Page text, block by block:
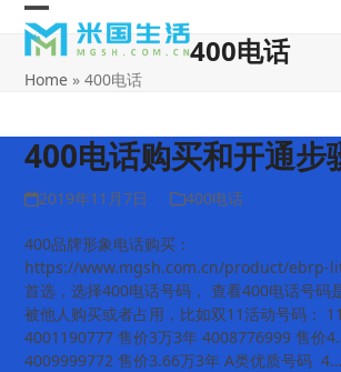
Skip
content
Open
mobile
Close
mobile
400电话
Home »400电话
400电话购买和开通步
2019年11月7日 400电话
400品牌形象电话购买：
https://www.mgsh.com.cn/product/ebrp-
首选，选择400电话号码， 查看400电话号码
被他人购买或者占用，比如双11活动号码：
4001190777 售价3万3年 4008776999 售价
4009999772 售价3.66万3年 A类优质号码 4…